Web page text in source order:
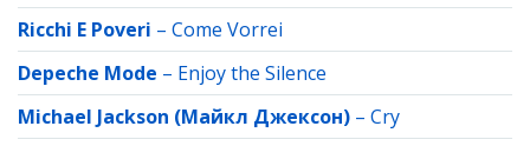
Ricchi E Poveri – Come Vorrei
Depeche Mode – Enjoy the Silence
Michael Jackson (Майкл Джексон) – Cry